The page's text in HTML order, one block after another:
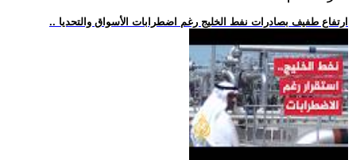
.. ارتفاع طفيف بصادرات نفط الخليج رغم اضطرابات الأسواق والتحديا